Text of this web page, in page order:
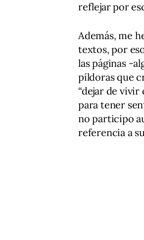
reflejar por
Además, me
textos, por
las páginas -
píldoras que
“dejar de
para tener
no participo
referencia a